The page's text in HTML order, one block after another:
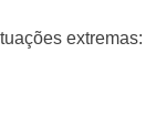
extremas: